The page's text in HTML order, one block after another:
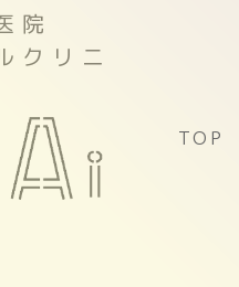
院
クリニ
TOP